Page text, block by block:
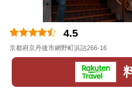
4.5
京都府京丹後市網野町浜詰266-16